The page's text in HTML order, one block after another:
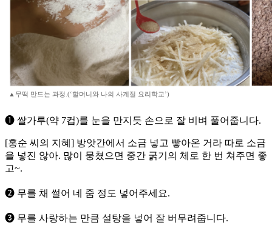
▲무떡 만드는 과정.(‘할머니와 나의 사계절 요리학교’)
➊ 쌀가루(약 7컵)를 눈을 만지듯 손으로 잘 비벼 풀어줍니다.
[홍순 씨의 지혜] 방앗간에서 소금 넣고 빻아온 거라 따로 소금
을 넣진 않아. 많이 뭉쳤으면 중간 굵기의 체로 한 번 쳐주면 좋
고~.
➋ 무를 채 썰어 네 줌 정도 넣어주세요.
➌ 무를 사랑하는 만큼 설탕을 넣어 잘 버무려줍니다.